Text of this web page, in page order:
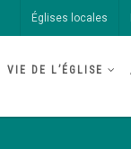
Églises locales
VIE DE L’ÉGLISE